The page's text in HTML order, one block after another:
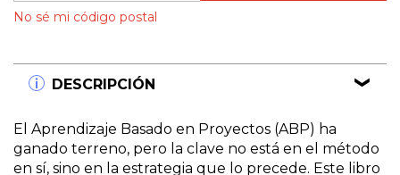
No sé mi código postal
DESCRIPCIÓN
El Aprendizaje Basado en Proyectos (ABP) ha
ganado terreno, pero la clave no está en el método
en sí, sino en la estrategia que lo precede. Este libro